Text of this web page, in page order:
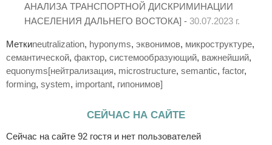
АНАЛИЗА ТРАНСПОРТНОЙ ДИСКРИМИНАЦИИ
НАСЕЛЕНИЯ ДАЛЬНЕГО ВОСТОКА] - 30.07.2023 г.
Меткиneutralization, hyponyms, эквонимов, микроструктуре,
семантической, фактор, системообразующий, важнейший,
equonyms[нейтрализация, microstructure, semantic, factor,
forming, system, important, гипонимов]
СЕЙЧАС НА САЙТЕ
Сейчас на сайте 92 гостя и нет пользователей